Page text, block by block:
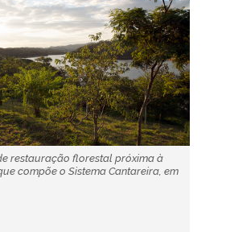
restauração florestal próxima à
compõe o Sistema Cantareira, em